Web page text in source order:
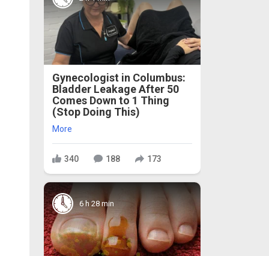
Gynecologist in Columbus:
Bladder Leakage After 50
Comes Down to 1 Thing
(Stop Doing This)
More
340 188 173
6 h 28 min